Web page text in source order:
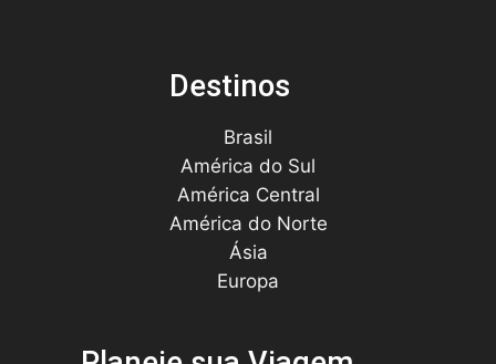
Destinos
Brasil
América do Sul
América Central
América do Norte
Ásia
Europa